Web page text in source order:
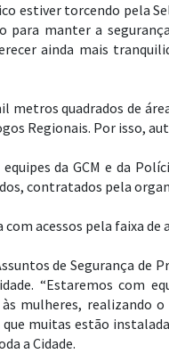
estiver torcendo pela
para manter a
ainda mais
metros quadrados de
Regionais. Por isso,
equipes da GCM e da
contratados pela
acessos pela faixa
de Segurança de
“Estaremos com
mulheres, realizando
muitas estão
a Cidade.